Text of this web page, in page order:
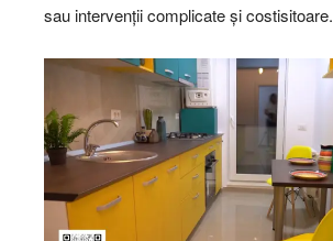
sau intervenții complicate și costisitoare.